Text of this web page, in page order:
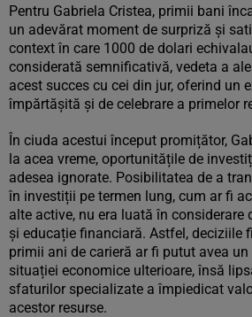
Pentru Gabriela Cristea, primii bani
un adevărat moment de surpriză și
context în care 1000 de dolari
considerată semnificativă, vedeta a
acest succes cu cei din jur, oferind un
împărtășită și de celebrare a primelor
În ciuda acestui început promițător,
la acea vreme, oportunitățile de
adesea ignorate. Posibilitatea de a
în investiții pe termen lung, cum ar fi
alte active, nu era luată în considerare
și educație financiară. Astfel, deciziile
primii ani de carieră ar fi putut avea
situației economice ulterioare, însă
sfaturilor specializate a împiedicat
acestor resurse.